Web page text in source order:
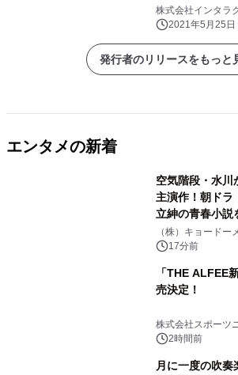
株式会社インタラ
2021年5月25日
発行者のリリースをもっと
エンタメの新着
空気階段・水
主演作！朝ドラ
立紳の青春小説
マジで来い』キ
（株）キョードー
17分前
「THE ALFEE
売決定！
株式会社スポーツ
2時間前
月に一度の吹奏